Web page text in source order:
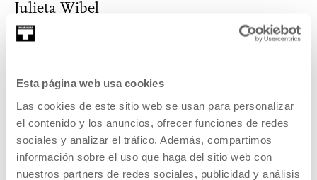
Esta página web usa cookies
Las cookies de este sitio web se usan para personalizar
el contenido y los anuncios, ofrecer funciones de redes
sociales y analizar el tráfico. Además, compartimos
información sobre el uso que haga del sitio web con
nuestros partners de redes sociales, publicidad y análisis
Julieta Wibel
Considera su vida una performance, y a sí misma, una ob...
Pertenece a Encuentro: Festival
Immaterial 2024